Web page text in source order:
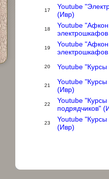
17
Youtube
(Ивр)
18
Youtube
19
Youtube
20 Youtube "Курсы
21
Youtube "Курсы
(Ивр)
22
Youtube
подрядчиков"
23
Youtube
(Ивр)